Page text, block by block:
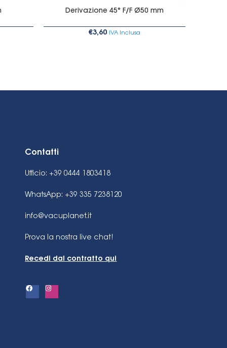
Derivazione 45° F/F Ø50 mm
€3,60 IVA Inclusa
Contatti
Ufficio: +39 0444 1803418
WhatsApp: +39 335 7238120
info@vacuplanet.it
Prova la nostra live chat!
Recedi dal contratto qui